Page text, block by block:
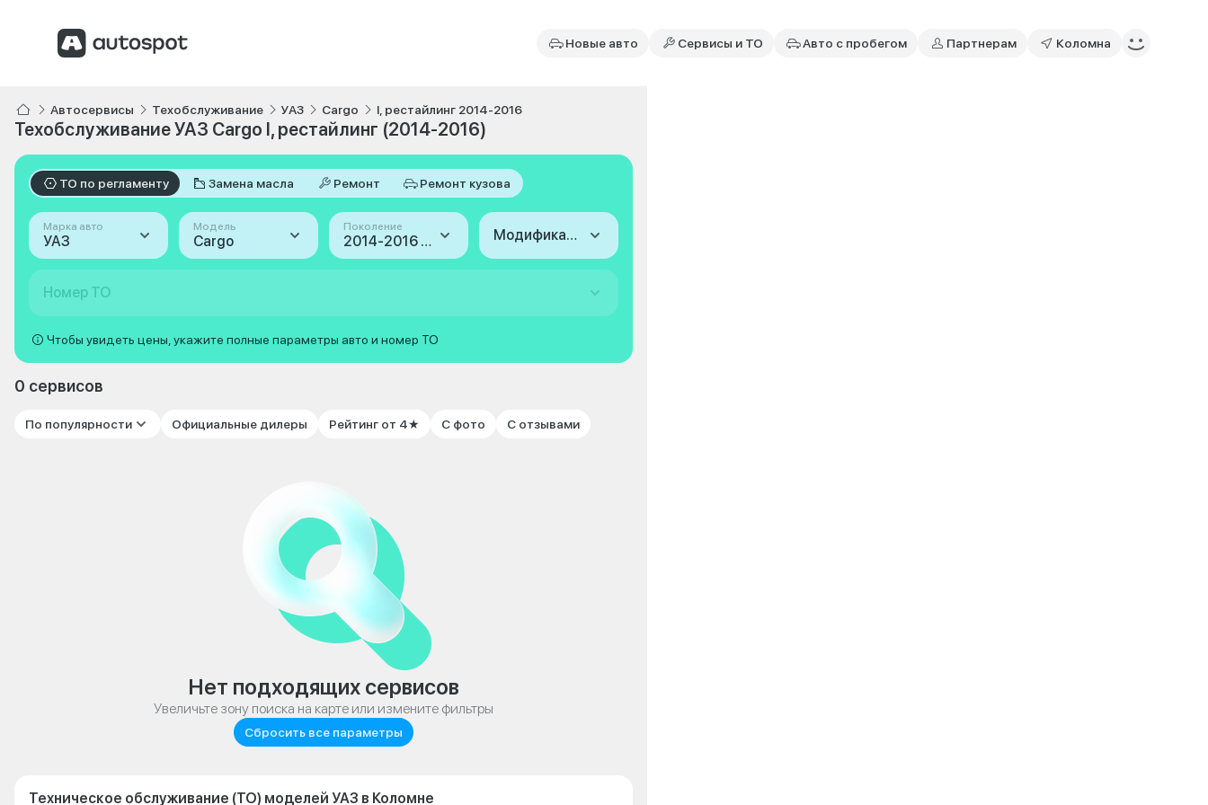
Новые авто Сервисы и ТО Авто с пробегом Партнерам Коломна
Автосервисы Техобслуживание УАЗ Cargo I, рестайлинг 2014-2016
Техобслуживание УАЗ Cargo I, рестайлинг (2014-2016)
ТО по регламенту Замена масла Ремонт Ремонт кузова
Марка авто
УАЗ
Модель
Cargo
Поколение
2014-2016 (I, рестайлинг) Модификация
Номер ТО
Чтобы увидеть цены, укажите полные параметры авто и номер ТО
0 сервисов
По популярности Официальные дилеры Рейтинг от 4★ С фото С отзывами
Нет подходящих сервисов
Увеличьте зону поиска на карте или измените фильтры
Сбросить все параметры
Техническое обслуживание (ТО) моделей УАЗ в Коломне